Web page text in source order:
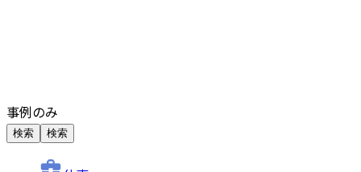
事例のみ
検索 検索